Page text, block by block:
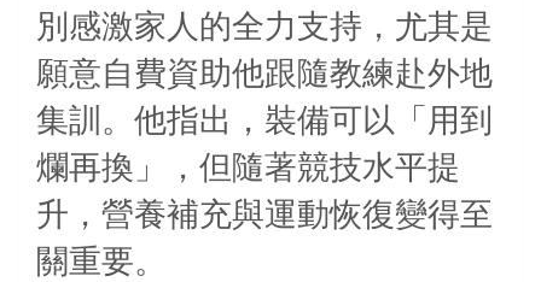
別感激家人的全力支持，尤其是
願意自費資助他跟隨教練赴外地
集訓。他指出，裝備可以「用到
爛再換」，但隨著競技水平提
升，營養補充與運動恢復變得至
關重要。